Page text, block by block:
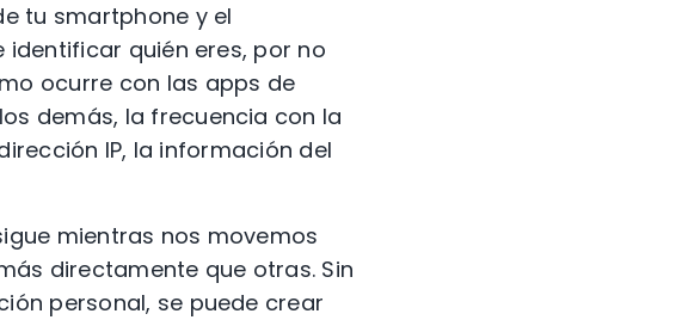
tu smartphone y el
quién eres, por no
ocurre con las apps de
demás, la frecuencia con la
IP, la información del
mientras nos movemos
directamente que otras. Sin
personal, se puede crear